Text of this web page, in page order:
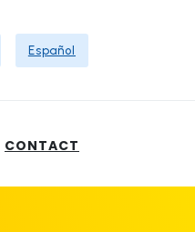
Español
CONTACT